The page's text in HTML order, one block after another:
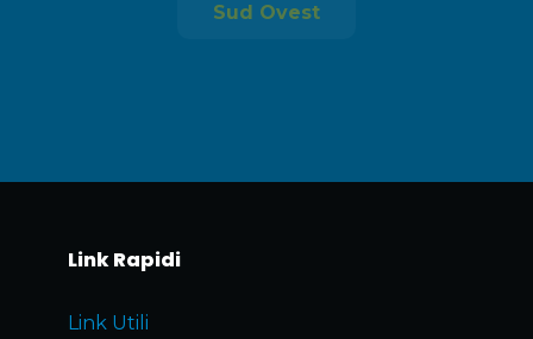
Sud Ovest
Link Rapidi
Link Utili